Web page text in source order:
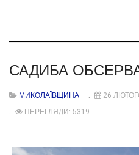
САДИБА
МИКОЛАЇВЩИНА
26
ПЕРЕГЛЯДИ: 5319